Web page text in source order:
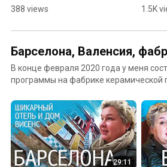
400 m² Country House
388 views 1.5K
Барселона, Валенсия,
В конце февраля 2020 года у меня
программы на фабрике керамической плитки
29:11